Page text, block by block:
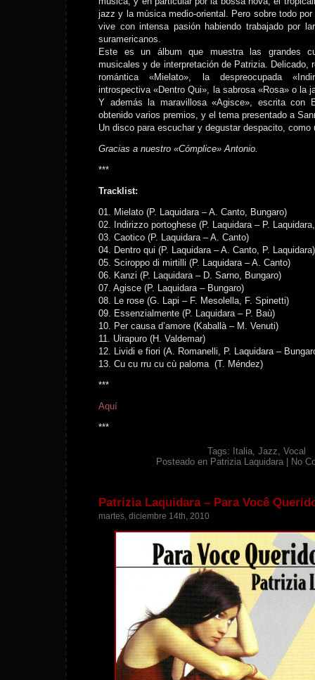
jazz y la música medio-oriental. Pero sobre todo
vive con intensa pasión habiendo trabajado por
suramericanos.
Este es un álbum que muestra las grandes
musicales y de interpretación de Patrizia. Delicado,
romántica «Mielato», la despreocupada
introspectiva «Dentro Qui», la sabrosa «Rosa» o la
Y además la maravillosa «Agisce», escrita con
obtenido varios premios, y el tema presentado a
Un disco para escuchar y degustar despacito, como
Gracias a nuestro «Cómplice» Antonio.
***
Tracklist:
01. Mielato (P. Laquidara – A. Canto, Bungaro)
02. Indirizzo portoghese (P. Laquidara – P.
03. Caotico (P. Laquidara – A. Canto)
04. Dentro qui (P. Laquidara – A. Canto, P. Laquidara)
05. Sciroppo di mirtilli (P. Laquidara – A. Canto)
06. Kanzi (P. Laquidara – D. Sarno, Bungaro)
07. Agisce (P. Laquidara – Bungaro)
08. Le rose (G. Lapi – F. Mesolella, F. Spinetti)
09. Essenzialmente (P. Laquidara – P. Baù)
10. Per causa d’amore (Kaballà – M. Venuti)
11. Uirapuro (H. Valdemar)
12. Lividi e fiori (A. Romanelli, P. Laquidara –
13. Cu cu rru cu cù paloma (T. Méndez)
***
Aquí
***
Tags: Italia, Jazz, Vocal
Posteado en Patrizia Laquidara No
Patrizia Laquidara – Para Você
martes, diciembre 14th, 2010